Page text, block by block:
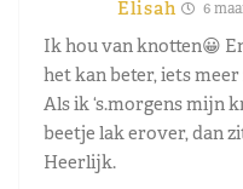
Elisah 6
Ik hou van knotten😀
het kan beter, iets
Als ik ‘s.morgens mijn
beetje lak erover, dan
Heerlijk.